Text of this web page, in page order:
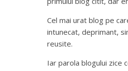
Cel mai urat blog pe
intunecat, deprimant,
reusite.
Iar parola blogului zice